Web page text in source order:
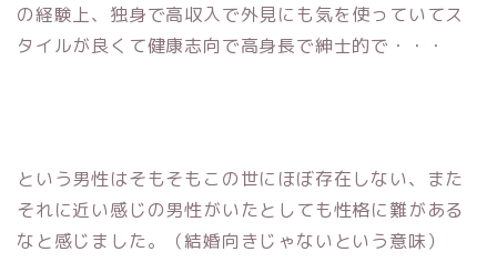
の経験上、独身で高収入で外見にも気を使っていてス
タイルが良くて健康志向で高身長で紳士的で・・・
という男性はそもそもこの世にほぼ存在しない、また
それに近い感じの男性がいたとしても性格に難がある
なと感じました。（結婚向きじゃないという意味）